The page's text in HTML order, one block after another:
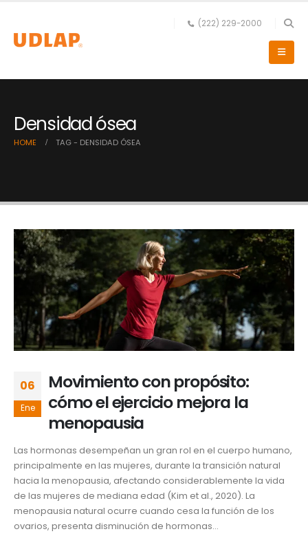
(222) 229-2000
Densidad ósea
HOME TAG - DENSIDAD ÓSEA
06
Ene
Movimiento con propósito:
cómo el ejercicio mejora la
menopausia
Las hormonas desempeñan un gran rol en el cuerpo humano,
principalmente en las mujeres, durante la transición natural
hacia la menopausia, afectando considerablemente la vida
de las mujeres de mediana edad (Kim et al., 2020). La
menopausia natural ocurre cuando cesa la función de los
ovarios, presenta disminución de hormonas...